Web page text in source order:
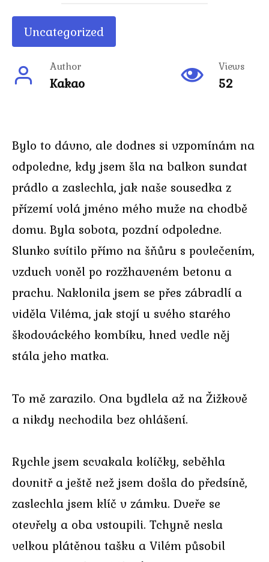
Uncategorized
Author
Kakao
Views
52
Bylo to dávno, ale dodnes si vzpomínám na
odpoledne, kdy jsem šla na balkon sundat
prádlo a zaslechla, jak naše sousedka z
přízemí volá jméno mého muže na chodbě
domu. Byla sobota, pozdní odpoledne.
Slunko svítilo přímo na šňůru s povlečením,
vzduch voněl po rozžhaveném betonu a
prachu. Naklonila jsem se přes zábradlí a
viděla Viléma, jak stojí u svého starého
škodováckého kombíku, hned vedle něj
stála jeho matka.
To mě zarazilo. Ona bydlela až na Žižkově
a nikdy nechodila bez ohlášení.
Rychle jsem scvakala kolíčky, seběhla
dovnitř a ještě než jsem došla do předsíně,
zaslechla jsem klíč v zámku. Dveře se
otevřely a oba vstoupili. Tchyně nesla
velkou plátěnou tašku a Vilém působil